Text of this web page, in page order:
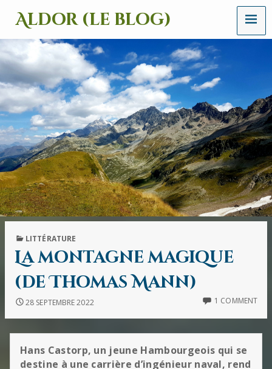
Aldor (le blog)
Un
avec
des
mots,
des
images
et
des
sons
MENU
PUBLISHED
LITTÉRATURE
La montagne magique
(de Thomas Mann)
28 SEPTEMBRE 2022 1 COMMENT
Hans Castorp, un jeune Hambourgeois qui se
destine à une carrière d’ingénieur naval, rend